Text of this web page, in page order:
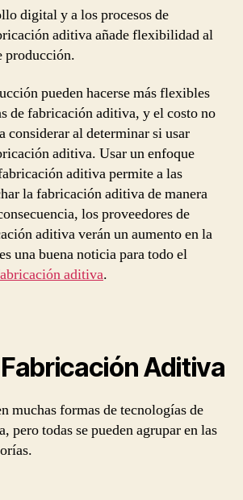
digital y a los procesos de
aditiva añade flexibilidad al
producción.
pueden hacerse más flexibles
de fabricación aditiva, y el costo no
considerar al determinar si usar
aditiva. Usar un enfoque
aditiva permite a las
la fabricación aditiva de manera
los proveedores de
aditiva verán un aumento en la
una buena noticia para todo el
aditiva.
Aditiva
muchas formas de tecnologías de
pero todas se pueden agrupar en las